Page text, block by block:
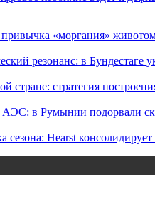
«моргания»
резонанс: в Бундестаге
стране: стратегия
АЭС: в Румынии подорвали
сезона: Hearst